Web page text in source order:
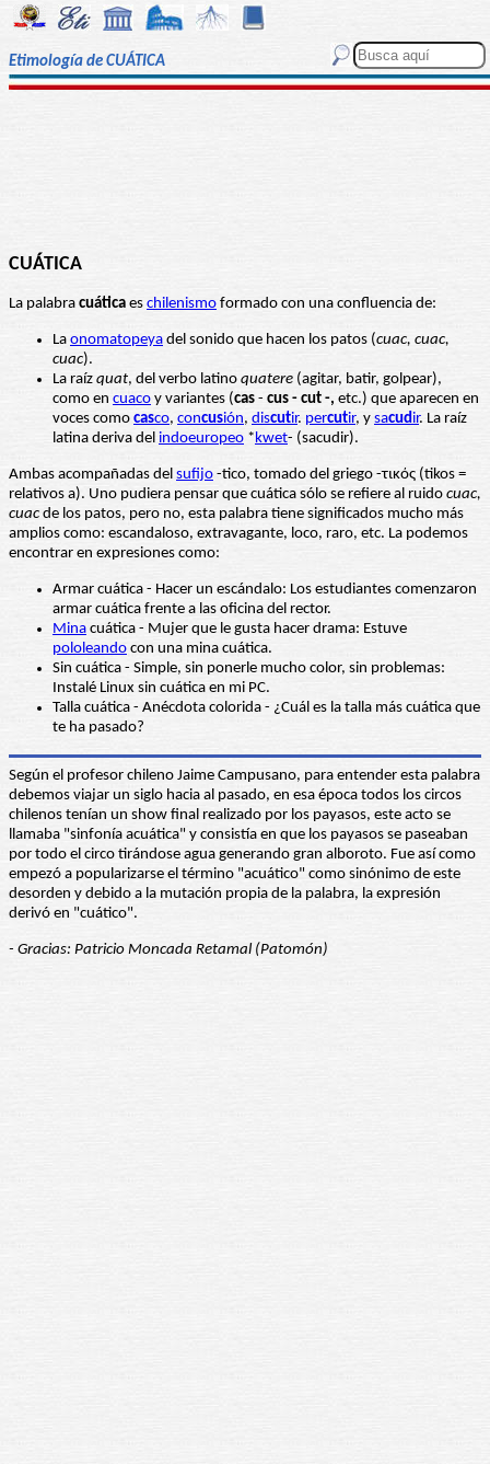
Etimología de CUÁTICA
CUÁTICA
La palabra cuática es chilenismo formado con una confluencia de:
La onomatopeya del sonido que hacen los patos (cuac, cuac,
cuac).
La raíz quat, del verbo latino quatere (agitar, batir, golpear),
como en cuaco y variantes (cas - cus - cut -, etc.) que aparecen en
voces como casco, concusión, discutir. percutir, y sacudir. La raíz
latina deriva del indoeuropeo *kwet- (sacudir).
Ambas acompañadas del sufijo -tico, tomado del griego -τικός (tikos =
relativos a). Uno pudiera pensar que cuática sólo se refiere al ruido cuac,
cuac de los patos, pero no, esta palabra tiene significados mucho más
amplios como: escandaloso, extravagante, loco, raro, etc. La podemos
encontrar en expresiones como:
Armar cuática - Hacer un escándalo: Los estudiantes comenzaron
armar cuática frente a las oficina del rector.
Mina cuática - Mujer que le gusta hacer drama: Estuve
pololeando con una mina cuática.
Sin cuática - Simple, sin ponerle mucho color, sin problemas:
Instalé Linux sin cuática en mi PC.
Talla cuática - Anécdota colorida - ¿Cuál es la talla más cuática que
te ha pasado?
Según el profesor chileno Jaime Campusano, para entender esta palabra
debemos viajar un siglo hacia al pasado, en esa época todos los circos
chilenos tenían un show final realizado por los payasos, este acto se
llamaba "sinfonía acuática" y consistía en que los payasos se paseaban
por todo el circo tirándose agua generando gran alboroto. Fue así como
empezó a popularizarse el término "acuático" como sinónimo de este
desorden y debido a la mutación propia de la palabra, la expresión
derivó en "cuático".
- Gracias: Patricio Moncada Retamal (Patomón)